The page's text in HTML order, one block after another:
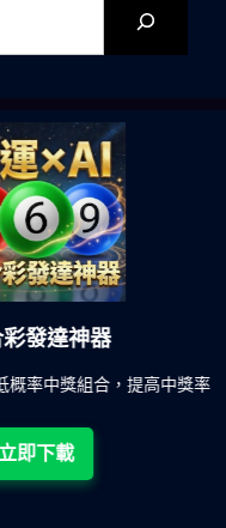
達神器
中獎組合，提高中獎率
下載